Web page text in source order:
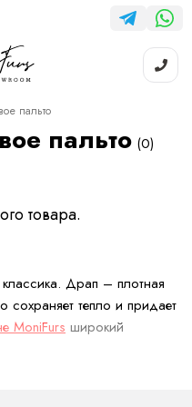
пальто
пальто (0)
товара.
Драп – плотная
сохраняет тепло и придает
MoniFurs широкий
любой вкус.